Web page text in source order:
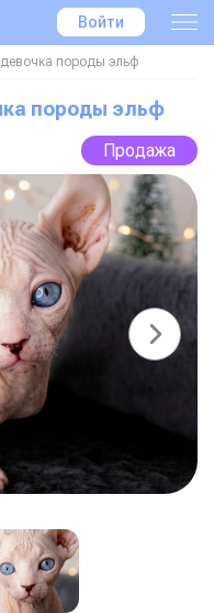
Войти
породы эльф
породы эльф
Продажа